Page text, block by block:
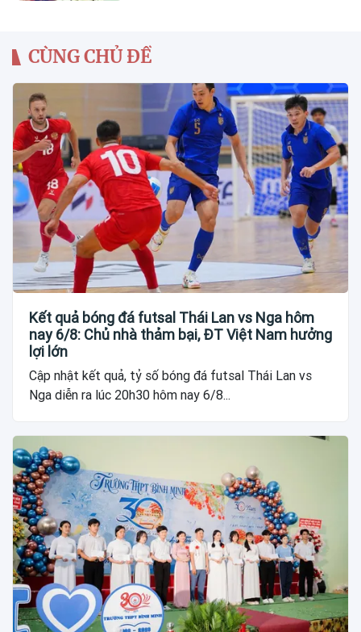
CÙNG CHỦ ĐỀ
Kết quả bóng đá futsal Thái Lan vs Nga hôm
nay 6/8: Chủ nhà thảm bại, ĐT Việt Nam hưởng
lợi lớn
Cập nhật kết quả, tỷ số bóng đá futsal Thái Lan vs
Nga diễn ra lúc 20h30 hôm nay 6/8...